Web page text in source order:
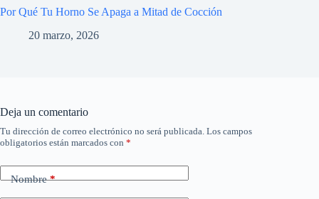
Por Qué Tu Horno Se Apaga a Mitad de Cocción
20 marzo, 2026
Deja un comentario
Tu dirección de correo electrónico no será publicada. Los campos
obligatorios están marcados con *
Nombre*